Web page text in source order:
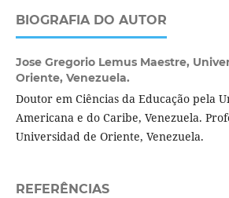
BIOGRAFIA DO AUTOR
Jose Gregorio Lemus Maestre,
Oriente, Venezuela.
Doutor em Ciências da Educação pela
Americana e do Caribe, Venezuela.
Universidad de Oriente, Venezuela.
REFERÊNCIAS